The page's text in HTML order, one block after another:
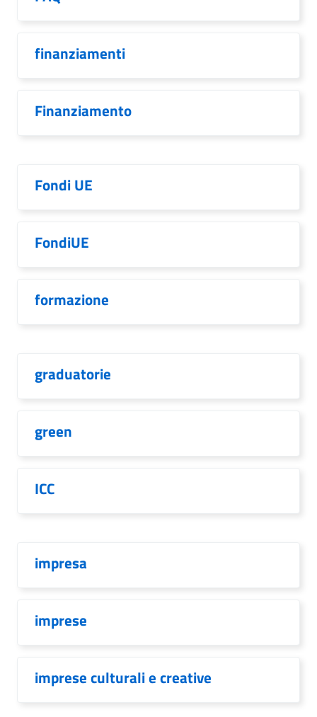
finanziamenti
Finanziamento
Fondi UE
FondiUE
formazione
graduatorie
green
ICC
impresa
imprese
imprese culturali e creative